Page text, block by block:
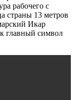
рабочего с
страны 13 метров
Икар
главный символ